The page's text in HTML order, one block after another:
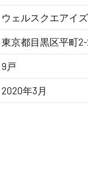
ウェルスクエアイ
東京都目黒区平町
9戸
2020年3月